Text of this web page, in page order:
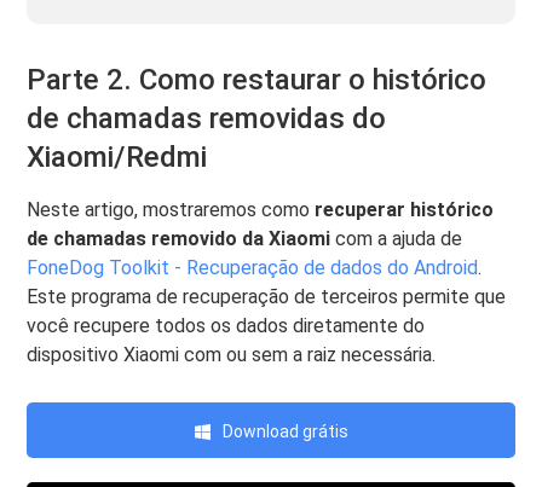
Parte 2. Como restaurar o histórico
de chamadas removidas do
Xiaomi/Redmi
Neste artigo, mostraremos como recuperar histórico
de chamadas removido da Xiaomi com a ajuda de
FoneDog Toolkit - Recuperação de dados do Android.
Este programa de recuperação de terceiros permite que
você recupere todos os dados diretamente do
dispositivo Xiaomi com ou sem a raiz necessária.
Download grátis